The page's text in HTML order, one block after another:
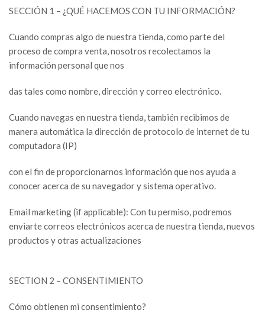
SECCIÓN 1 – ¿QUÉ HACEMOS CON TU INFORMACIÓN?
Cuando compras algo de nuestra tienda, como parte del
proceso de compra venta, nosotros recolectamos la
información personal que nos
das tales como nombre, dirección y correo electrónico.
Cuando navegas en nuestra tienda, también recibimos de
manera automática la dirección de protocolo de internet de tu
computadora (IP)
con el fin de proporcionarnos información que nos ayuda a
conocer acerca de su navegador y sistema operativo.
Email marketing (if applicable): Con tu permiso, podremos
enviarte correos electrónicos acerca de nuestra tienda, nuevos
productos y otras actualizaciones
SECTION 2 – CONSENTIMIENTO
Cómo obtienen mi consentimiento?